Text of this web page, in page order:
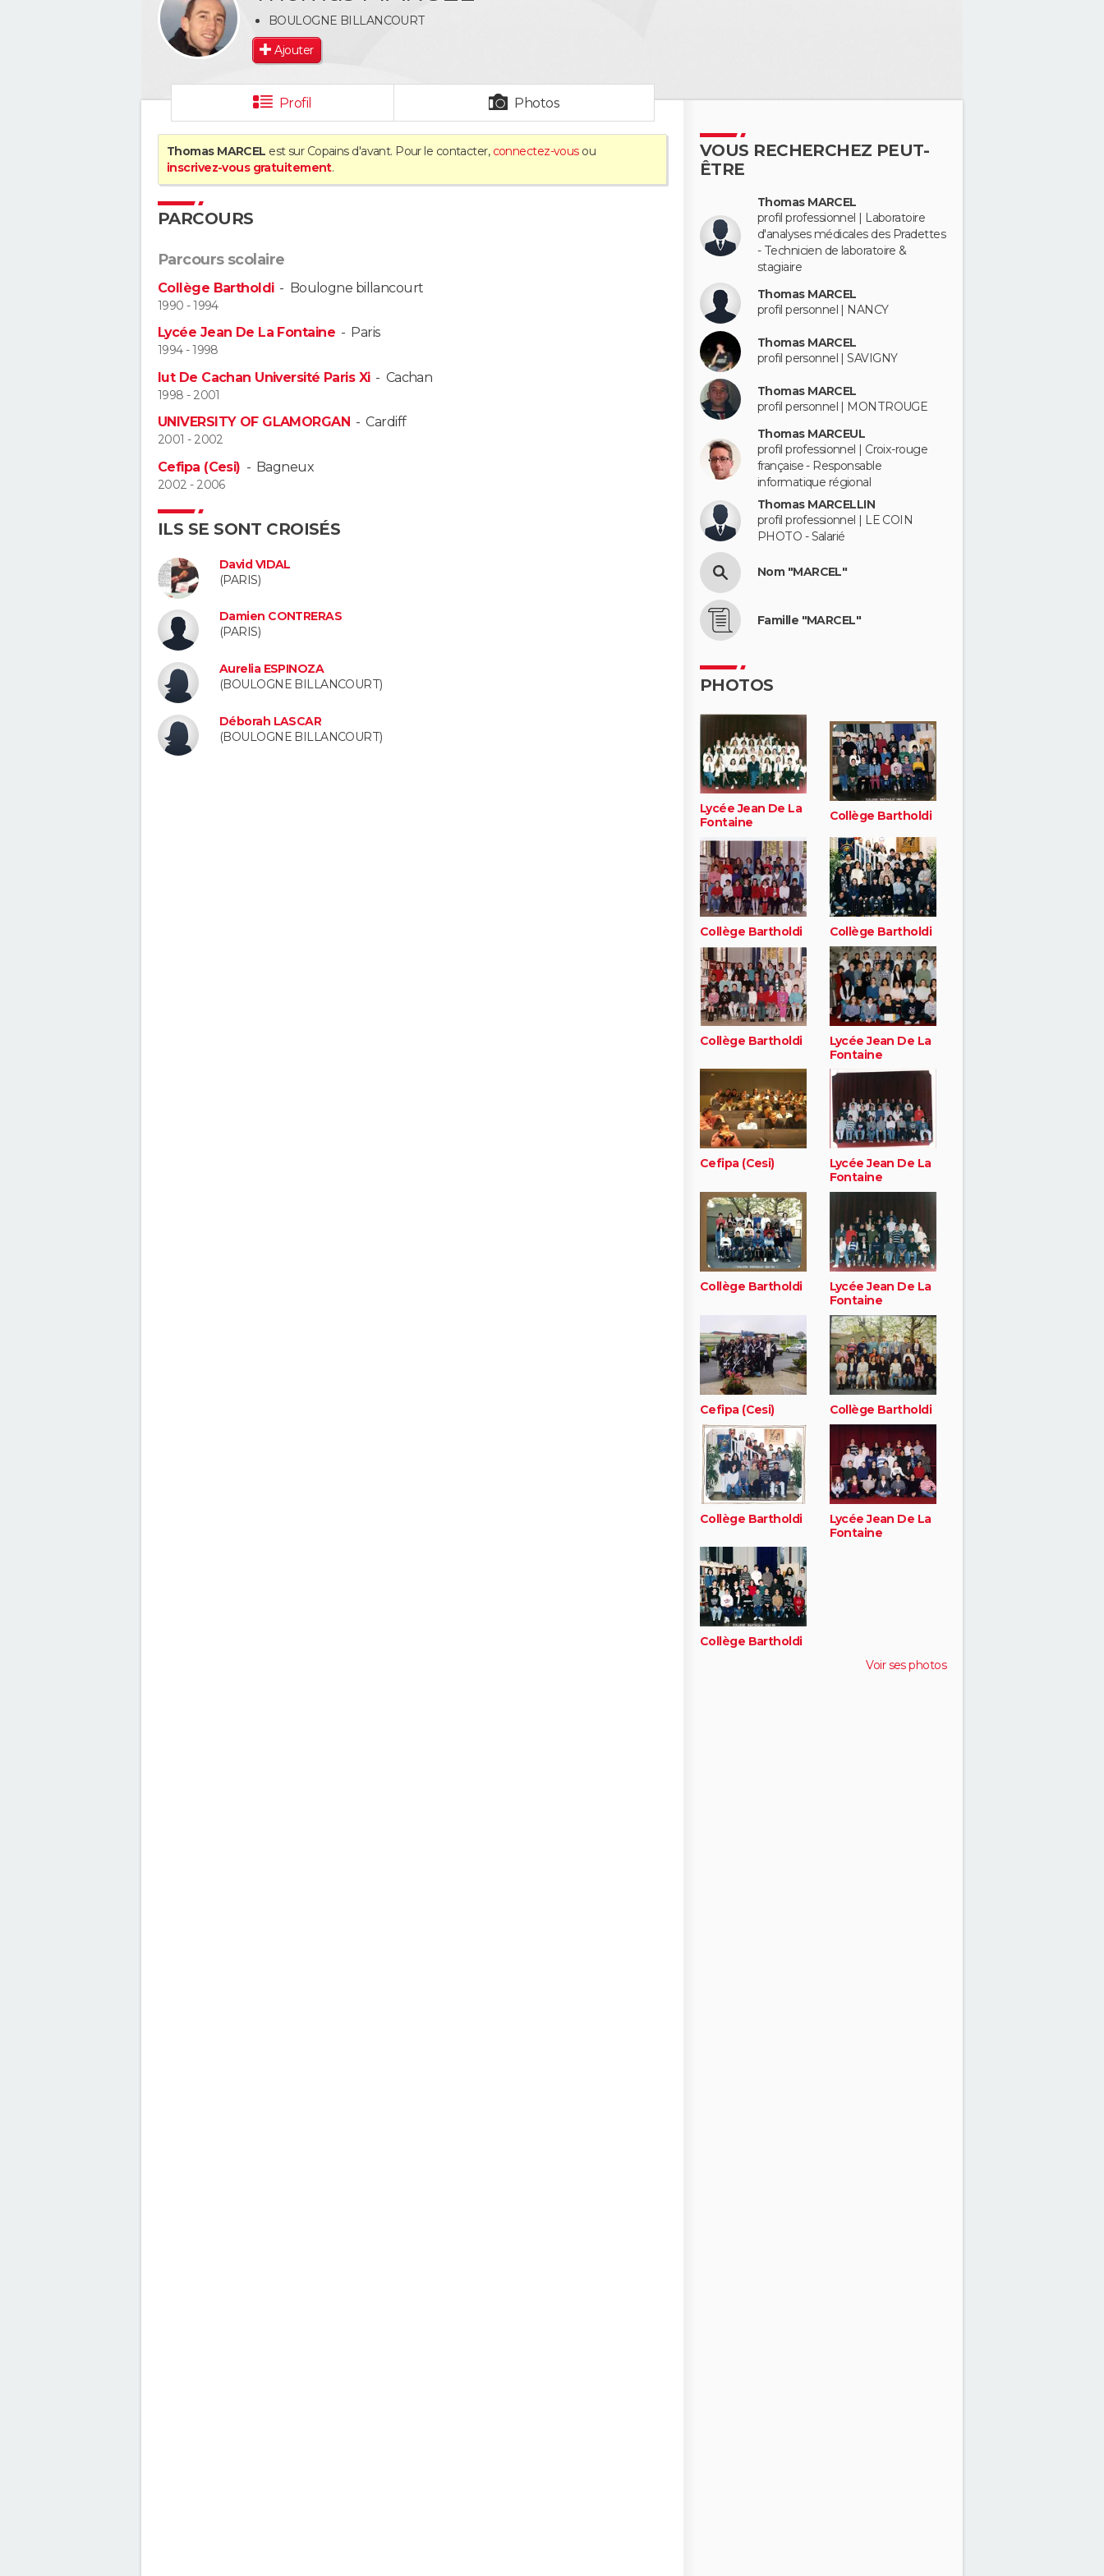
BOULOGNE BILLANCOURT
Ajouter
Profil Photos
Thomas MARCEL est sur Copains d'avant. Pour le contacter, connectez-vousou
inscrivez-vous gratuitement.
PARCOURS
Parcours scolaire
Collège Bartholdi- Boulogne billancourt
1990 - 1994
Lycée Jean De La Fontaine - Paris
1994 - 1998
Iut De Cachan Université Paris Xi- Cachan
1998 - 2001
UNIVERSITY OF GLAMORGAN -Cardiff
2001 - 2002
Cefipa (Cesi) - Bagneux
2002 - 2006
ILS SE SONT CROISÉS
David VIDAL
(PARIS)
Damien CONTRERAS
(PARIS)
Aurelia ESPINOZA
(BOULOGNE BILLANCOURT)
Déborah LASCAR
(BOULOGNE BILLANCOURT)
VOUS RECHERCHEZ PEUT-
ÊTRE
Thomas MARCEL
profil professionnel | Laboratoire
d'analyses médicales des Pradettes
- Technicien de laboratoire &
stagiaire
Thomas MARCEL
profil personnel | NANCY
Thomas MARCEL
profil personnel | SAVIGNY
Thomas MARCEL
profil personnel | MONTROUGE
Thomas MARCEUL
profil professionnel | Croix-rouge
française - Responsable
informatique régional
Thomas MARCELLIN
profil professionnel | LE COIN
PHOTO - Salarié
Nom "MARCEL"
Famille "MARCEL"
PHOTOS
Lycée Jean De La
Fontaine
Collège Bartholdi
Collège Bartholdi Collège Bartholdi
Collège Bartholdi
Lycée Jean De La
Fontaine
Cefipa (Cesi)
Lycée Jean De La
Fontaine
Collège Bartholdi
Lycée Jean De La
Fontaine
Cefipa (Cesi) Collège Bartholdi
Collège Bartholdi
Lycée Jean De La
Fontaine
Collège Bartholdi
Voir ses photos